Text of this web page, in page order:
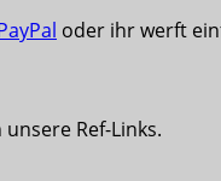
oder ihr werft
Ref-Links.